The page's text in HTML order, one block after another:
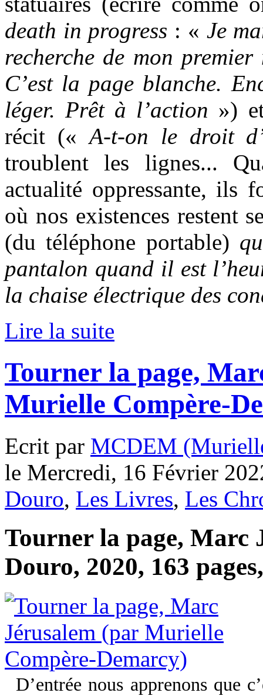
death in progress : « Je
recherche de mon
C’est la page blanche.
léger. Prêt à l’action »)
récit («A-t-on le droit
troublent les lignes...
actualité oppressante, ils
où nos existences restent
(du téléphone portable)
pantalon quand il est
la chaise électrique des
Lire la suite
Tourner la page,
Murielle Compère-
Ecrit par MCDEM
le Mercredi, 16 Février
Douro, Les Livres, Les
Tourner la page, Marc
Douro, 2020, 163
D’entrée nous apprenons que